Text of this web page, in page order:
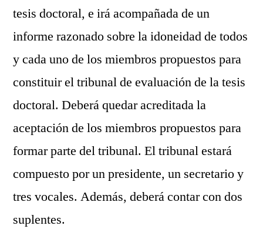
tesis doctoral, e irá acompañada de un
informe razonado sobre la idoneidad de todos
y cada uno de los miembros propuestos para
constituir el tribunal de evaluación de la tesis
doctoral. Deberá quedar acreditada la
aceptación de los miembros propuestos para
formar parte del tribunal. El tribunal estará
compuesto por un presidente, un secretario y
tres vocales. Además, deberá contar con dos
suplentes.